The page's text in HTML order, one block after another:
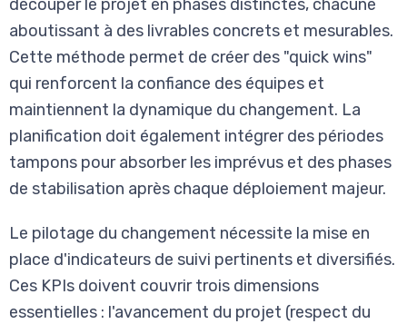
découper le projet en phases distinctes, chacune
aboutissant à des livrables concrets et mesurables.
Cette méthode permet de créer des "quick wins"
qui renforcent la confiance des équipes et
maintiennent la dynamique du changement. La
planification doit également intégrer des périodes
tampons pour absorber les imprévus et des phases
de stabilisation après chaque déploiement majeur.
Le pilotage du changement nécessite la mise en
place d'indicateurs de suivi pertinents et diversifiés.
Ces KPIs doivent couvrir trois dimensions
essentielles : l'avancement du projet (respect du